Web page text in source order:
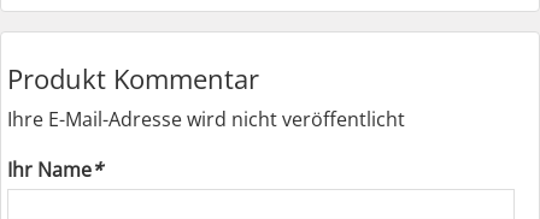
Produkt Kommentar
Ihre E-Mail-Adresse wird nicht veröffentlicht
Ihr Name*